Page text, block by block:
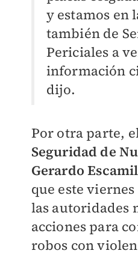
y estamos en
también de
Periciales a
información
dijo.
Por otra parte,
Seguridad de
Gerardo
que este
las autoridades
acciones para
robos con